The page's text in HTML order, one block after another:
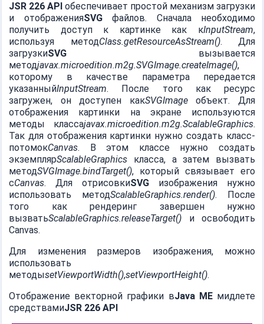
JSR 226 API обеспечивает простой механизм загрузки
и отображенияSVGфайлов. Сначала необходимо
получить доступ к картинке как кInputStream,
используя методClass.getResourceAsStream(). Для
загрузкиSVG вызывается
методjavax.microedition.m2g.SVGImage.createImage(),
которому в качестве параметра передается
указанныйInputStream. После того как ресурс
загружен, он доступен какSVGImageобъект. Для
отображения картинки на экране используются
методы классаjavax.microedition.m2g.ScalableGraphics.
Так для отображения картинки нужно создать класс-
потомокCanvas. В этом классе нужно создать
экземплярScalableGraphics класса, а затем вызвать
методSVGImage.bindTarget(), который связывает его
сCanvas. Для отрисовкиSVG изображения нужно
использовать методScalableGraphics.render(). После
того как рендеринг завершен нужно
вызватьScalableGraphics.releaseTarget() и освободить
Canvas.
Для изменения размеров изображения, можно
использовать
методыsetViewportWidth(),setViewportHeight().
Отображение векторной графики вJava MEмидлете
средствамиJSR 226 API